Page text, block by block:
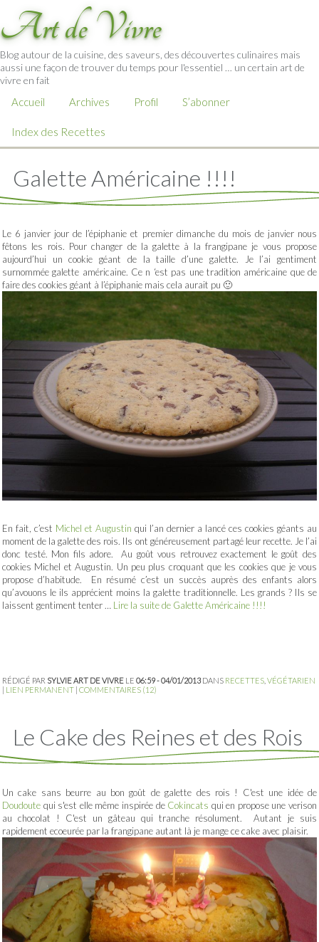
Art de Vivre
Blog autour de la cuisine, des saveurs, des découvertes culinaires mais
aussi une façon de trouver du temps pour l'essentiel … un certain art de
vivre en fait
Accueil Archives Profil S’abonner
Index des Recettes
Galette Américaine !!!!
Le 6 janvier jour de l’épiphanie et premier dimanche du mois de janvier nous
fêtons les rois. Pour changer de la galette à la frangipane je vous propose
aujourd’hui un cookie géant de la taille d’une galette. Je l’ai gentiment
surnommée galette américaine. Ce n ‘est pas une tradition américaine que de
faire des cookies géant à l’épiphanie mais cela aurait pu 🙂
En fait, c’est Michel et Augustin qui l’an dernier a lancé ces cookies géants au
moment de la galette des rois. Ils ont généreusement partagé leur recette. Je l’ai
donc testé. Mon fils adore. Au goût vous retrouvez exactement le goût des
cookies Michel et Augustin. Un peu plus croquant que les cookies que je vous
propose d’habitude. En résumé c’est un succès auprès des enfants alors
qu’avouons le ils apprécient moins la galette traditionnelle. Les grands ? Ils se
laissent gentiment tenter … Lire la suite de Galette Américaine !!!!
RÉDIGÉ PAR SYLVIE ART DE VIVRE LE 06:59 - 04/01/2013DANS RECETTES VÉGÉTARIEN
LIEN PERMANENT COMMENTAIRES (12)
Le Cake des Reines et des Rois
Un cake sans beurre au bon goût de galette des rois ! C'est une idée de
Doudoute qui s'est elle même inspirée de Cokincats qui en propose une verison
au chocolat ! C'est un gâteau qui tranche résolument. Autant je suis
rapidement ecoeurée par la frangipane autant là je mange ce cake avec plaisir.